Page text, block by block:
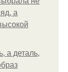
а
а деталь,